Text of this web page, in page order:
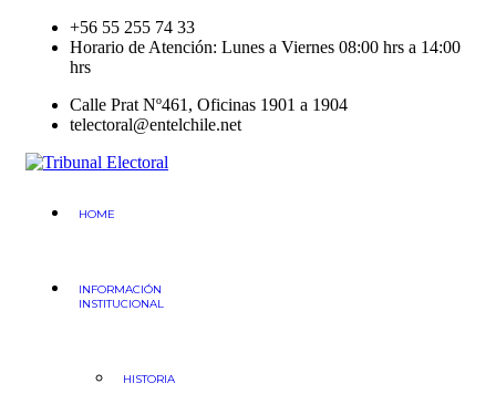
+56 55 255 74 33
Horario de Atención: Lunes a Viernes 08:00 hrs a 14:00
hrs
Calle Prat Nº461, Oficinas 1901 a 1904
telectoral@entelchile.net
HOME
INFORMACIÓN
INSTITUCIONAL
HISTORIA